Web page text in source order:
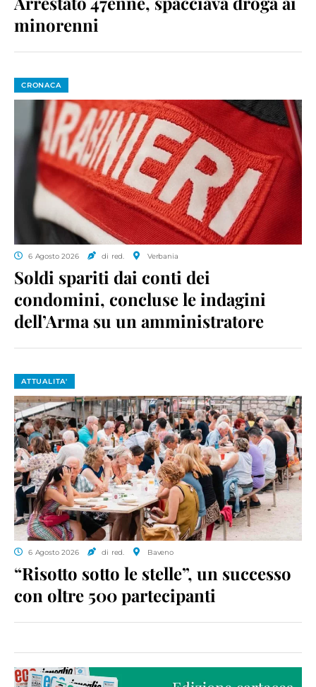
minorenni
CRONACA
6 Agosto 2026 di red. Verbania
Soldi spariti dai conti dei
condomini, concluse le indagini
dell’Arma su un amministratore
ATTUALITA'
6 Agosto 2026 di red. Baveno
“Risotto sotto le stelle”, un successo
con oltre 500 partecipanti